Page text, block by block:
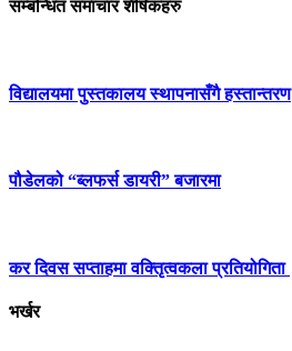
सम्बन्धित समाचार शीर्षकहरु
विद्यालयमा पुस्तकालय स्थापनासँगै हस्तान्तरण
पौडेलको “ब्लफर्स डायरी” बजारमा
कर दिवस सप्ताहमा वक्तिृत्वकला प्रतियोगिता
भर्खर